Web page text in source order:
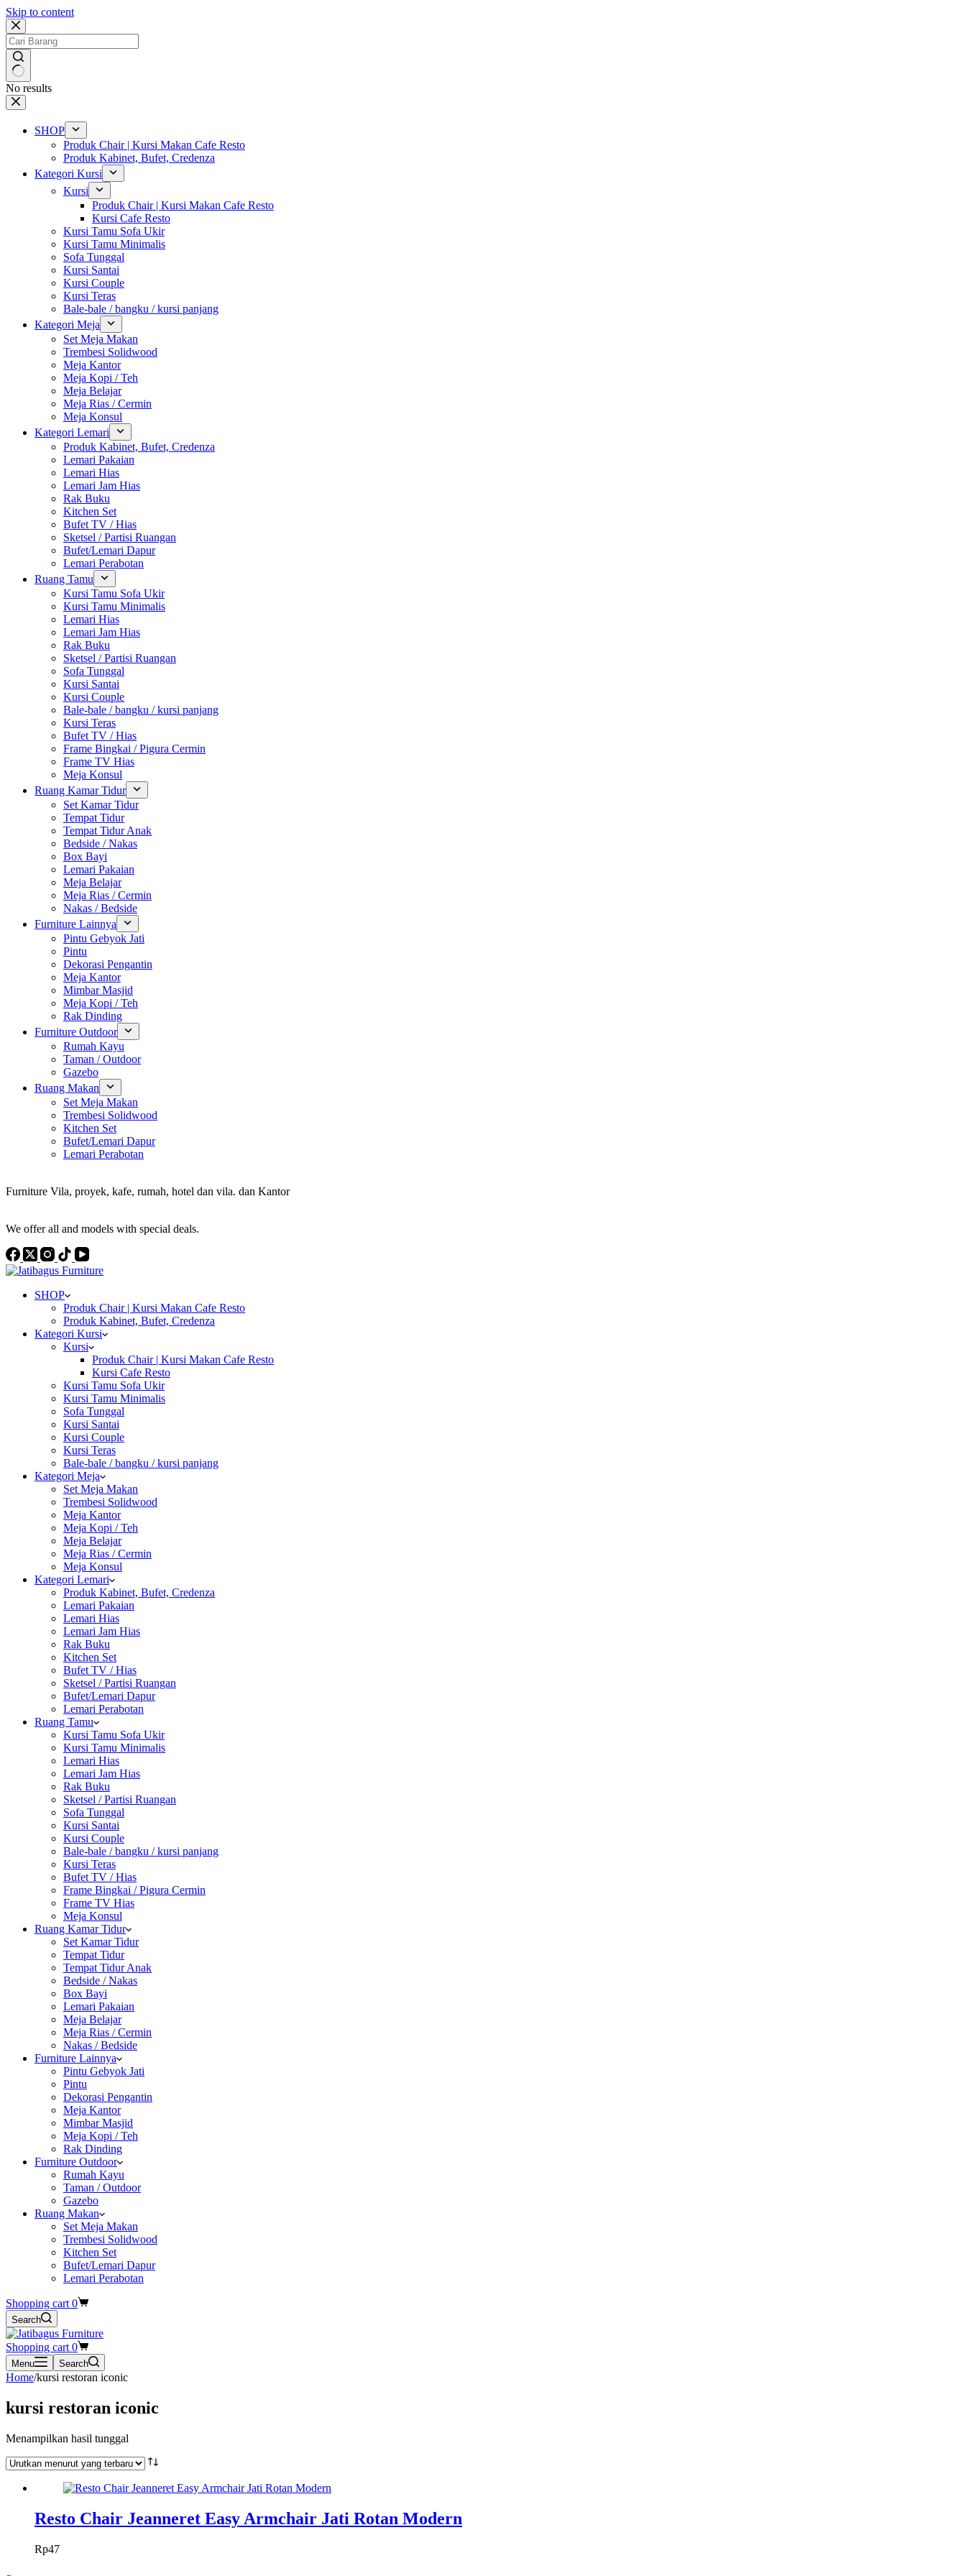
Skip to content
No results
SHOP
Produk Chair | Kursi Makan Cafe Resto
Produk Kabinet, Bufet, Credenza
Kategori Kursi
Kursi
Produk Chair | Kursi Makan Cafe Resto
Kursi Cafe Resto
Kursi Tamu Sofa Ukir
Kursi Tamu Minimalis
Sofa Tunggal
Kursi Santai
Kursi Couple
Kursi Teras
Bale-bale / bangku / kursi panjang
Kategori Meja
Set Meja Makan
Trembesi Solidwood
Meja Kantor
Meja Kopi / Teh
Meja Belajar
Meja Rias / Cermin
Meja Konsul
Kategori Lemari
Produk Kabinet, Bufet, Credenza
Lemari Pakaian
Lemari Hias
Lemari Jam Hias
Rak Buku
Kitchen Set
Bufet TV / Hias
Sketsel / Partisi Ruangan
Bufet/Lemari Dapur
Lemari Perabotan
Ruang Tamu
Kursi Tamu Sofa Ukir
Kursi Tamu Minimalis
Lemari Hias
Lemari Jam Hias
Rak Buku
Sketsel / Partisi Ruangan
Sofa Tunggal
Kursi Santai
Kursi Couple
Bale-bale / bangku / kursi panjang
Kursi Teras
Bufet TV / Hias
Frame Bingkai / Pigura Cermin
Frame TV Hias
Meja Konsul
Ruang Kamar Tidur
Set Kamar Tidur
Tempat Tidur
Tempat Tidur Anak
Bedside / Nakas
Box Bayi
Lemari Pakaian
Meja Belajar
Meja Rias / Cermin
Nakas / Bedside
Furniture Lainnya
Pintu Gebyok Jati
Pintu
Dekorasi Pengantin
Meja Kantor
Mimbar Masjid
Meja Kopi / Teh
Rak Dinding
Furniture Outdoor
Rumah Kayu
Taman / Outdoor
Gazebo
Ruang Makan
Set Meja Makan
Trembesi Solidwood
Kitchen Set
Bufet/Lemari Dapur
Lemari Perabotan
Furniture Vila, proyek, kafe, rumah, hotel dan vila. dan Kantor
We offer all and models with special deals.
SHOP
Produk Chair | Kursi Makan Cafe Resto
Produk Kabinet, Bufet, Credenza
Kategori Kursi
Kursi
Produk Chair | Kursi Makan Cafe Resto
Kursi Cafe Resto
Kursi Tamu Sofa Ukir
Kursi Tamu Minimalis
Sofa Tunggal
Kursi Santai
Kursi Couple
Kursi Teras
Bale-bale / bangku / kursi panjang
Kategori Meja
Set Meja Makan
Trembesi Solidwood
Meja Kantor
Meja Kopi / Teh
Meja Belajar
Meja Rias / Cermin
Meja Konsul
Kategori Lemari
Produk Kabinet, Bufet, Credenza
Lemari Pakaian
Lemari Hias
Lemari Jam Hias
Rak Buku
Kitchen Set
Bufet TV / Hias
Sketsel / Partisi Ruangan
Bufet/Lemari Dapur
Lemari Perabotan
Ruang Tamu
Kursi Tamu Sofa Ukir
Kursi Tamu Minimalis
Lemari Hias
Lemari Jam Hias
Rak Buku
Sketsel / Partisi Ruangan
Sofa Tunggal
Kursi Santai
Kursi Couple
Bale-bale / bangku / kursi panjang
Kursi Teras
Bufet TV / Hias
Frame Bingkai / Pigura Cermin
Frame TV Hias
Meja Konsul
Ruang Kamar Tidur
Set Kamar Tidur
Tempat Tidur
Tempat Tidur Anak
Bedside / Nakas
Box Bayi
Lemari Pakaian
Meja Belajar
Meja Rias / Cermin
Nakas / Bedside
Furniture Lainnya
Pintu Gebyok Jati
Pintu
Dekorasi Pengantin
Meja Kantor
Mimbar Masjid
Meja Kopi / Teh
Rak Dinding
Furniture Outdoor
Rumah Kayu
Taman / Outdoor
Gazebo
Ruang Makan
Set Meja Makan
Trembesi Solidwood
Kitchen Set
Bufet/Lemari Dapur
Lemari Perabotan
Shopping cart 0
Search
Shopping cart 0
Menu Search
Home/kursi restoran iconic
kursi restoran iconic
Menampilkan hasil tunggal
Resto Chair Jeanneret Easy Armchair Jati Rotan Modern
Rp47